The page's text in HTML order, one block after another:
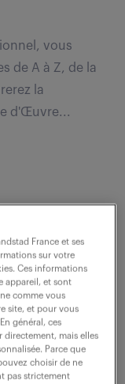
vous
de A à Z, de la
la
d'Œuvre...
maîtrise
France et ses
sur votre
Ces informations
appareil, et sont
comme vous
site, et pour vous
général, ces
mais elles
Parce que
choisir de ne
pas strictement